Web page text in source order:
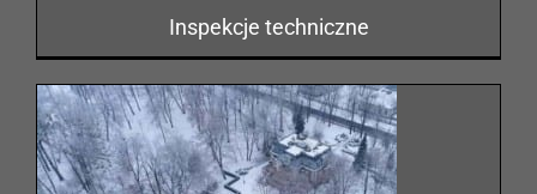
Inspekcje techniczne